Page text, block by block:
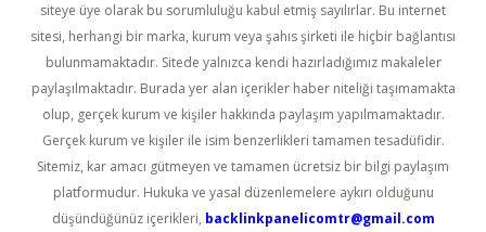
siteye üye olarak bu sorumluluğu kabul etmiş sayılırlar. Bu internet
sitesi, herhangi bir marka, kurum veya şahıs şirketi ile hiçbir bağlantısı
bulunmamaktadır. Sitede yalnızca kendi hazırladığımız makaleler
paylaşılmaktadır. Burada yer alan içerikler haber niteliği taşımamakta
olup, gerçek kurum ve kişiler hakkında paylaşım yapılmamaktadır.
Gerçek kurum ve kişiler ile isim benzerlikleri tamamen tesadüfidir.
Sitemiz, kar amacı gütmeyen ve tamamen ücretsiz bir bilgi paylaşım
platformudur. Hukuka ve yasal düzenlemelere aykırı olduğunu
düşündüğünüz içerikleri, backlinkpanelicomtr@gmail.com